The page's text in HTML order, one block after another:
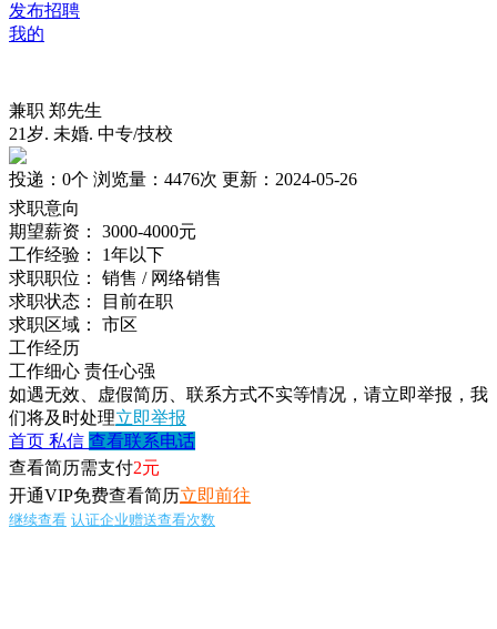
发布招聘
我的
兼职 郑先生
21岁. 未婚. 中专/技校
投递： 0个 浏览量： 4476次 更新： 2024-05-26
求职意向
期望薪资：
3000-4000元
工作经验：
1年以下
求职职位：
销售 / 网络销售
求职状态：
目前在职
求职区域：
市区
工作经历
工作细心 责任心强
如遇无效、虚假简历、联系方式不实等情况，请立即举报，我
们将及时处理立即举报
首页 私信 查看联系电话
查看简历需支付2元
开通VIP免费查看简历立即前往
继续查看 认证企业赠送查看次数